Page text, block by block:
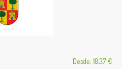
Desde: 18,37 €